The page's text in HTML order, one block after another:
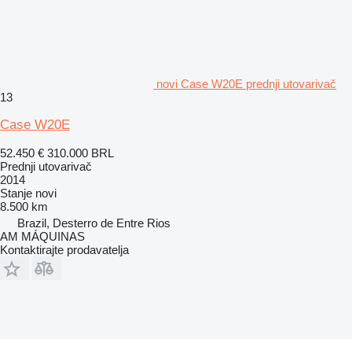
novi Case W20E prednji utovarivač
13
Case W20E
52.450 € 310.000 BRL
Prednji utovarivač
2014
Stanje novi
8.500 km
Brazil, Desterro de Entre Rios
AM MÁQUINAS
Kontaktirajte prodavatelja